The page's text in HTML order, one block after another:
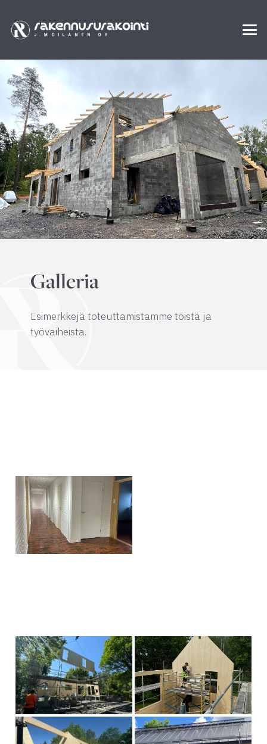
Galleria
Esimerkkejä toteuttamistamme töistä ja
työvaiheista.